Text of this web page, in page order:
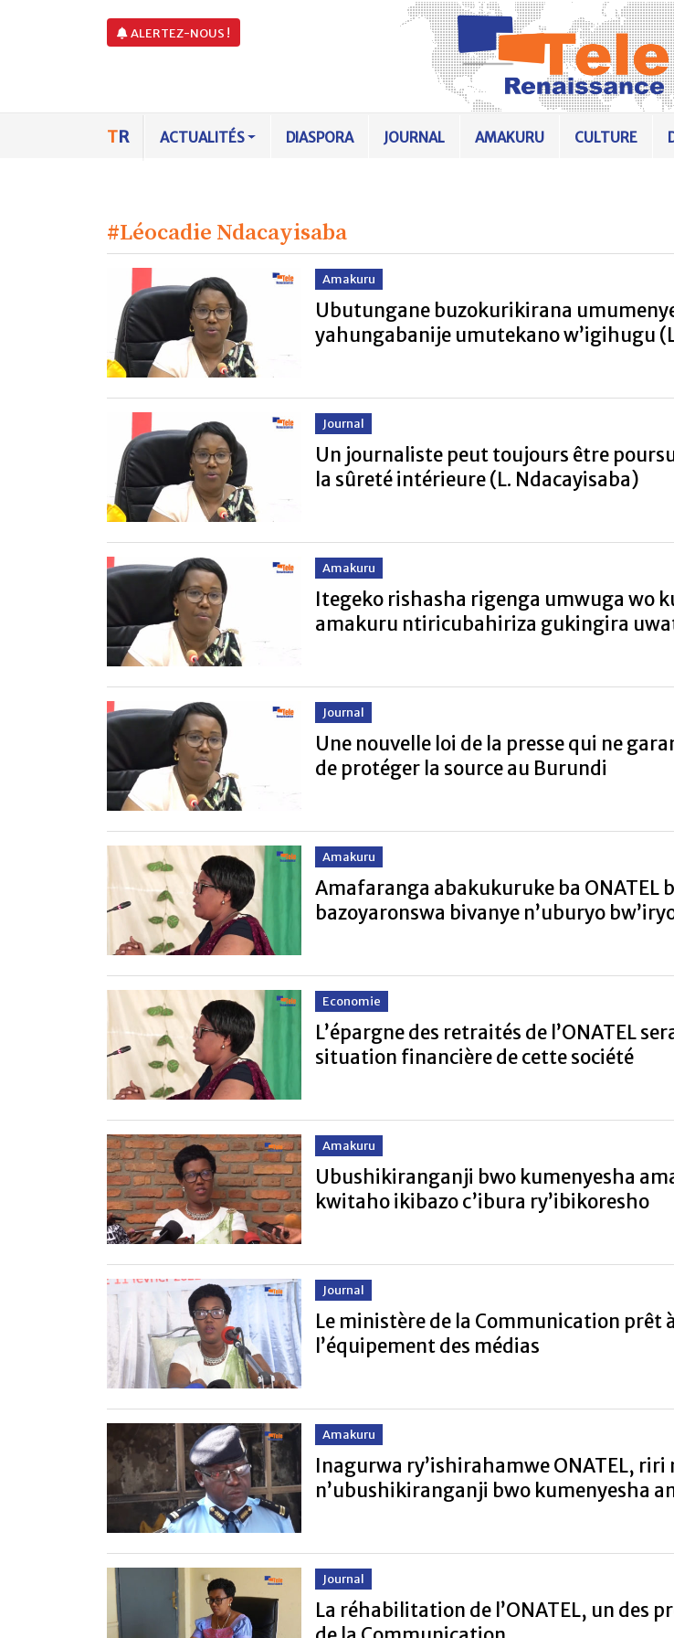
ALERTEZ-NOUS !
TR ACTUALITÉS DIASPORA JOURNAL AMAKURU CULTURE
#Léocadie Ndacayisaba
Amakuru
Ubutungane buzokurikirana
yahungabanije umutekano w’igihugu
Journal
Un journaliste peut toujours être
la sûreté intérieure (L. Ndacayisaba)
Amakuru
Itegeko rishasha rigenga umwuga wo
amakuru ntiricubahiriza gukingira
Journal
Une nouvelle loi de la presse qui ne
de protéger la source au Burundi
Amakuru
Amafaranga abakukuruke ba ONATEL
bazoyaronswa bivanye n’uburyo
Economie
L’épargne des retraités de l’ONATEL
situation financière de cette société
Amakuru
Ubushikiranganji bwo kumenyesha
kwitaho ikibazo c’ibura ry’ibikoresho
Journal
Le ministère de la Communication prêt
l’équipement des médias
Amakuru
Inagurwa ry’ishirahamwe ONATEL, riri
n’ubushikiranganji bwo kumenyesha
Journal
La réhabilitation de l’ONATEL, un des